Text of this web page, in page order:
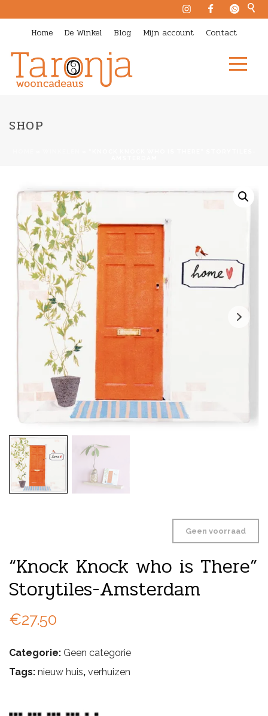
Home De Winkel Blog Mijn account Contact
SHOP
Geen voorraad
“Knock Knock who is There”
Storytiles-Amsterdam
€27.50
Categorie: Geen categorie
Tags: nieuw huis, verhuizen